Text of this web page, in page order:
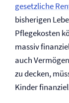
gesetzliche
bisherigen
Pflegekosten
massiv
auch
zu decken,
Kinder